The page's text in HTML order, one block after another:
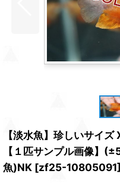
【淡水魚】珍しいサイ
【１匹サンプル画像】
魚)NK [zf25-10805091]